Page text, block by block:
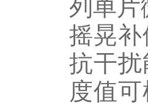
列单片
摇晃
抗干
度值